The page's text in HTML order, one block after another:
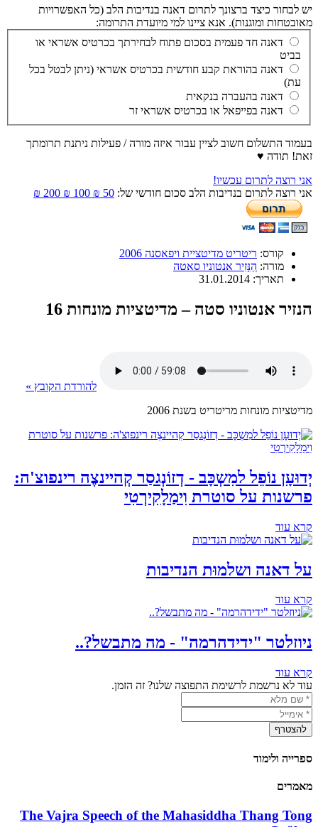
יש לבחור כיצד ברצונך לתרום דאנה בנדיבות הלב (כל האפשרויות
מאובטחות ומוגנות). אנא ציינו למי מיועדת התרומה:
דאנה חד פעמית בסכום פתוח לבחירתך בכרטיס אשראי או
בביט
דאנה בהוראת קבע חודשית בכרטיס אשראי (ניתן לבטל בכל
עת)
דאנה בהעברה בנקאית
דאנה בפייפאל או בכרטיס אשראי זר
בעמוד התשלום חשוב לציין עבור איזה מורה / פעילות ניתנת תרומתך
זאת! תודה ♥
אני רוצה לתרום עכשיו!
אני רוצה לתרום בנדיבות הלב סכום חודשי של: 50 ₪
100 ₪
200 ₪
קורס: ריטריט מדיטציית ויפאסנה 2006
מורה: הַנָּזִיר אנטוניו סאטה
תאריך:
הנזיר אנטוניו סטה – מדיטציות מונחות 16
להורדת הקובץ »
מדיטציות מונחות מריטריט בשנת 2006
יְדוּעָן נוֹפֵל למִשְכָּב - דְזוֹנְגסַר קְהיינצֶה רינפוצ'ה:
פרשנות על סוטרת וִימַלָקִירְטִי
קרא עוד
על דאנה ושלמוּת הנדיבות
קרא עוד
ניוזלטר "ידידהרמה" - מה מתבשל?..
קרא עוד
עוד לא נרשמת לרשימת התפוצה שלנו? זה הזמן.
ספרייה ולימוד
מאמרים
The Vajra Speech of the Mahasiddha Thang Tong